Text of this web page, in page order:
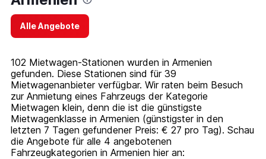
Alle Angebote
102 Mietwagen-Stationen wurden in Armenien
gefunden. Diese Stationen sind für 39
Mietwagenanbieter verfügbar. Wir raten beim Besuch
zur Anmietung eines Fahrzeugs der Kategorie
Mietwagen klein, denn die ist die günstigste
Mietwagenklasse in Armenien (günstigster in den
letzten 7 Tagen gefundener Preis: € 27 pro Tag). Schau
die Angebote für alle 4 angebotenen
Fahrzeugkategorien in Armenien hier an: